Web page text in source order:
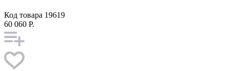
Код товара 19619
60 060 Р.